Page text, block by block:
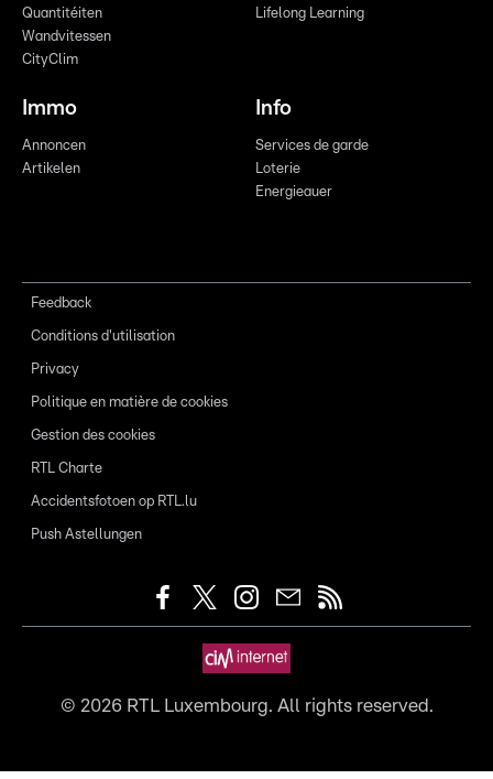
Quantitéiten
Wandvitessen
CityClim
Lifelong Learning
Immo
Annoncen
Artikelen
Info
Services de garde
Loterie
Energieauer
Feedback
Conditions d'utilisation
Privacy
Politique en matière de cookies
Gestion des cookies
RTL Charte
Accidentsfotoen op RTL.lu
Push Astellungen
© 2026RTL Luxembourg. All rights reserved.